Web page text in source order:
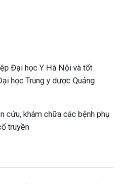
Đại học Y Hà Nội và tốt
học Trung y dược Quảng
cứu, khám chữa các bệnh phụ
truyền